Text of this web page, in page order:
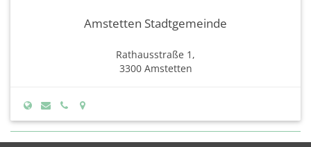
Amstetten Stadtgemeinde
Rathausstraße 1,
3300 Amstetten